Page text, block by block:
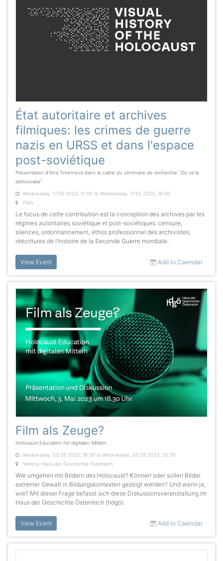
État autoritaire et archives
filmiques: les crimes de guerre
nazis en URSS et dans l'espace
post-soviétique
Présentation d'Irina Tcherneva dans le cadre du séminaire de recherche "Où va la
démocratie".
Wednesday, 17.05.2023, 17:00 to Wednesday, 17.05.2023, 19:00
Paris
Le focus de cette contribution est la conception des archives par les
régimes autoritaires soviétique et post-soviétiques: censure,
silences, ordonnancement, éthos professionnel des archivistes,
réécritures de l'histoire de la Seconde Guerre mondiale.
View Event Add to Calendar
Film als Zeuge?
Holocaust Education mit digitalen Mitteln
Wednesday, 03.05.2023, 18:30 to Wednesday, 03.05.2023, 20:30
Vienna, Haus der Geschichte Österreich
Wie umgehen mit Bildern des Holocaust? Können oder sollen Bilder
extremer Gewalt in Bildungskontexten gezeigt werden? Und wenn ja,
wie? Mit dieser Frage befasst sich diese Diskussionsveranstaltung im
Haus der Geschichte Österreich (hdgö).
View Event Add to Calendar